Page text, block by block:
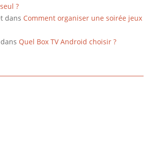
?
dans Comment organiser une soirée jeux
dans Quel Box TV Android choisir ?